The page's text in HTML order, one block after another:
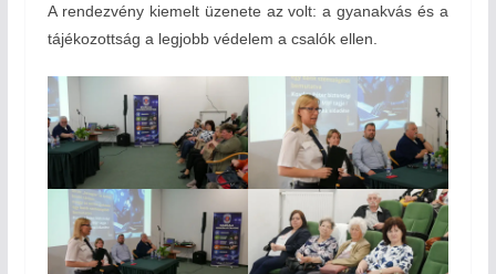
A rendezvény kiemelt üzenete az volt: a gyanakvás és a
tájékozottság a legjobb védelem a csalók ellen.